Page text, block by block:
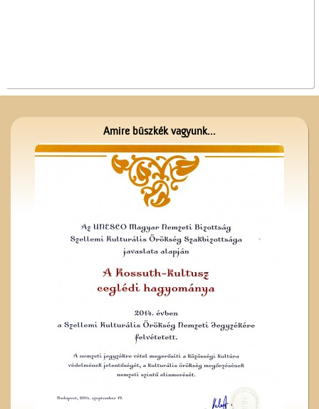
A valóság Pest megyében.
A ceglédi teniszpályák
Amire büszkék vagyunk...